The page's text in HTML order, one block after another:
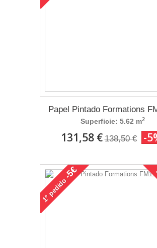
Papel Pintado Formations
Superficie: 5.62 m2
131,58 € 138,50 € -
1°
pedido
-5€